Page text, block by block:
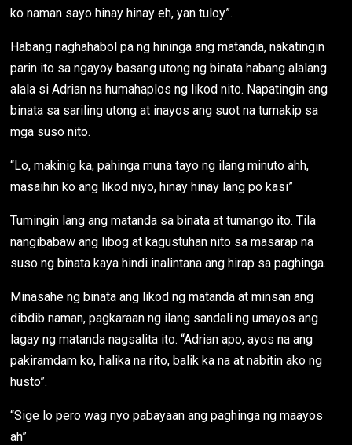
ko naman sayo hinay hinay eh, yan tuloy”.
Habang naghahabol pa ng hininga ang matanda, nakatingin
parin ito sa ngayoy basang utong ng binata habang alalang
alala si Adrian na humahaplos ng likod nito. Napatingin ang
binata sa sariling utong at inayos ang suot na tumakip sa
mga suso nito.
“Lo, makinig ka, pahinga muna tayo ng ilang minuto ahh,
masaihin ko ang likod niyo, hinay hinay lang po kasi”
Tumingin lang ang matanda sa binata at tumango ito. Tila
nangibabaw ang libog at kagustuhan nito sa masarap na
suso ng binata kaya hindi inalintana ang hirap sa paghinga.
Minasahe ng binata ang likod ng matanda at minsan ang
dibdib naman, pagkaraan ng ilang sandali ng umayos ang
lagay ng matanda nagsalita ito. “Adrian apo, ayos na ang
pakiramdam ko, halika na rito, balik ka na at nabitin ako ng
husto”.
“Sige lo pero wag nyo pabayaan ang paghinga ng maayos
ah”